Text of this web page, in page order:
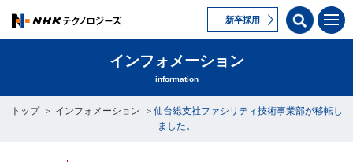
新卒採用
インフォメーション
information
トップ インフォメーション
仙台総支社ファシリティ技術事業部が移転し
ました。